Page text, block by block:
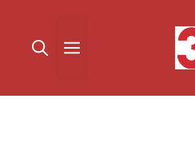
القائمة